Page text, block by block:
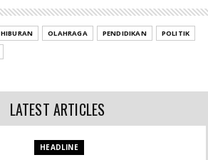
HIBURAN OLAHRAGA PENDIDIKAN
POLITIK
LATEST ARTICLES
HEADLINE